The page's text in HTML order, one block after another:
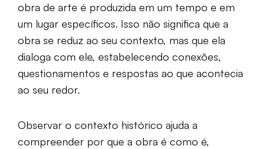
obra de arte é produzida em um tempo e em
um lugar específicos. Isso não significa que a
obra se reduz ao seu contexto, mas que ela
dialoga com ele, estabelecendo conexões,
questionamentos e respostas ao que acontecia
ao seu redor.
Observar o contexto histórico ajuda a
compreender por que a obra é como é,